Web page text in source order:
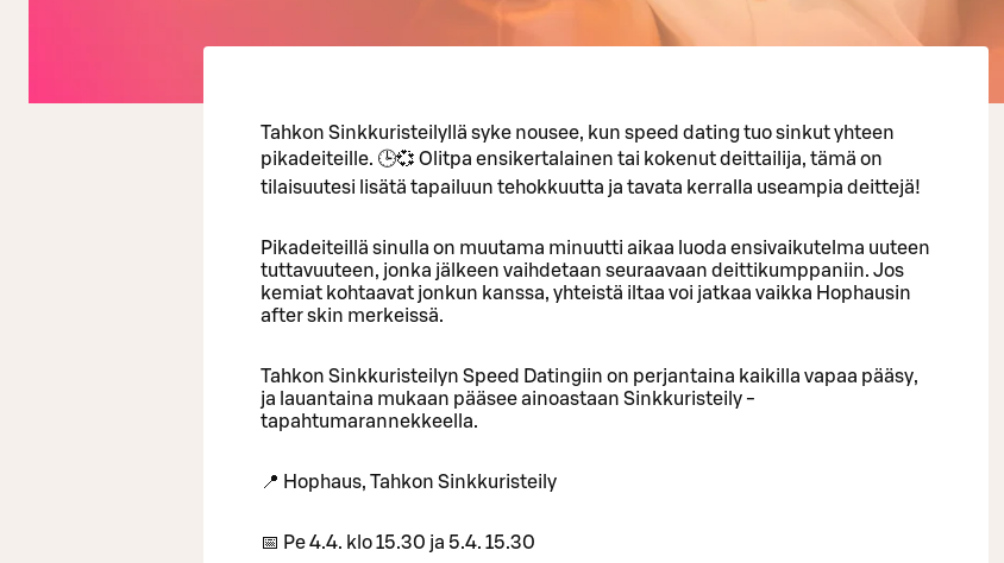
Tahkon Sinkkuristeilyllä syke nousee, kun speed dating tuo sinkut yhteen
pikadeiteille. 🕒💞 Olitpa ensikertalainen tai kokenut deittailija, tämä on
tilaisuutesi lisätä tapailuun tehokkuutta ja tavata kerralla useampia deittejä!
Pikadeiteillä sinulla on muutama minuutti aikaa luoda ensivaikutelma uuteen
tuttavuuteen, jonka jälkeen vaihdetaan seuraavaan deittikumppaniin. Jos
kemiat kohtaavat jonkun kanssa, yhteistä iltaa voi jatkaa vaikka Hophausin
after skin merkeissä.
Tahkon Sinkkuristeilyn Speed Datingiin on perjantaina kaikilla vapaa pääsy,
ja lauantaina mukaan pääsee ainoastaan Sinkkuristeily -
tapahtumarannekkeella.
📍 Hophaus, Tahkon Sinkkuristeily
📅 Pe 4.4. klo 15.30 ja 5.4. 15.30